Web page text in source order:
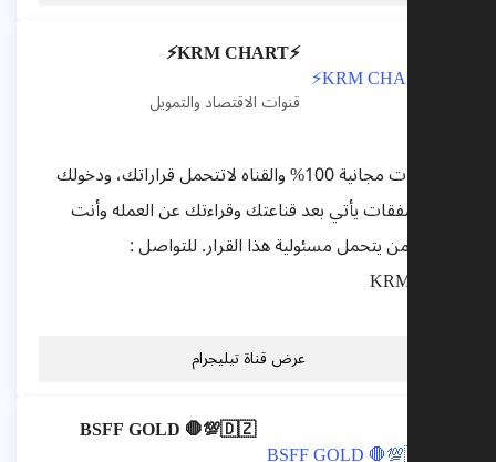
قنوات الاقتصاد والتمويل
التوصيات مجانية 100% والقناه لاتتحمل قراراتك، ودخولك
في الصفقات يأتي بعد قناعتك وقراءتك عن العمله وأنت
وحدك من يتحمل مسئولية هذا القرار. للتواصل :
عرض قناة تيليجرام
BSFF GOLD 🛑💯🇩🇿